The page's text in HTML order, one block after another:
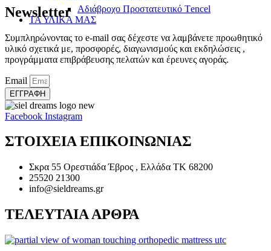
Αδιάβροχο Προστατευτικό Τencel
ΤΑ ΥΛΙΚΑ ΜΑΣ
Newsletter
Συμπληρώνοντας το e-mail σας δέχεστε να λαμβάνετε προωθητικό
υλικό σχετικά με, προσφορές, διαγωνισμούς και εκδηλώσεις ,
προγράμματα επιβράβευσης πελατών και έρευνες αγοράς.
Email
ΕΓΓΡΑΦΗ
Facebook Instagram
ΣΤΟΙΧΕΙΑ ΕΠΙΚΟΙΝΩΝΙΑΣ
Σκρα 55 Ορεστιάδα Έβρος , Ελλάδα ΤΚ 68200
25520 21300
info@sieldreams.gr
ΤΕΛΕΥΤΑΙΑ ΑΡΘΡΑ